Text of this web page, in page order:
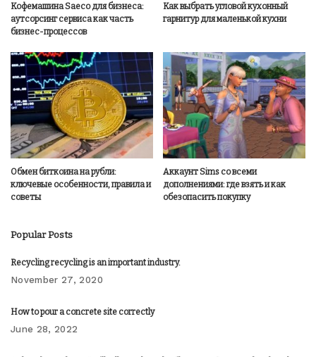
Кофемашина Saeco для бизнеса:
аутсорсинг сервиса как часть
бизнес-процессов
Как выбрать угловой кухонный
гарнитур для маленькой кухни
Обмен биткоина на рубли:
ключевые особенности, правила и
советы
Аккаунт Sims со всеми
дополнениями: где взять и как
обезопасить покупку
Popular Posts
Recycling recycling is an important industry.
November 27, 2020
How to pour a concrete site correctly
June 28, 2022